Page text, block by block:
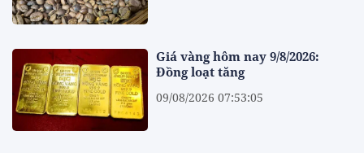
Giá vàng hôm nay 9/8/2026:
Đồng loạt tăng
09/08/2026 07:53:05